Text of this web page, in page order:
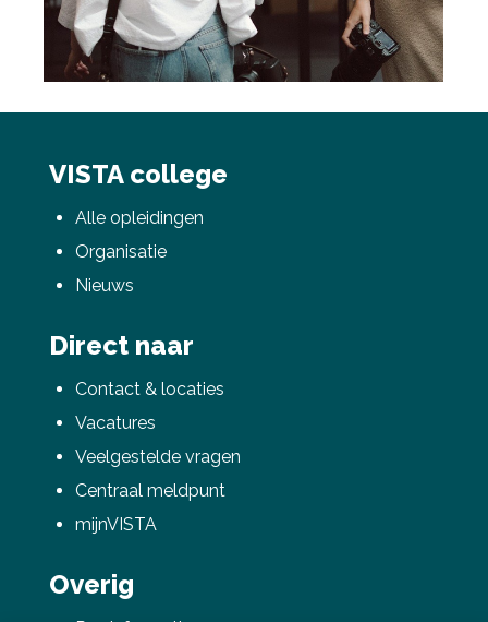
VISTA college
Alle opleidingen
Organisatie
Nieuws
Direct naar
Contact & locaties
Vacatures
Veelgestelde vragen
Centraal meldpunt
mijnVISTA
Overig